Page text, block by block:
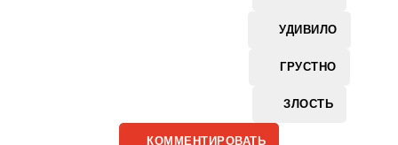
УДИВИЛО
ГРУСТНО
ЗЛОСТЬ
КОММЕНТИРОВАТЬ